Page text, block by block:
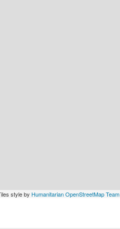
style by Humanitarian OpenStreetMap Team